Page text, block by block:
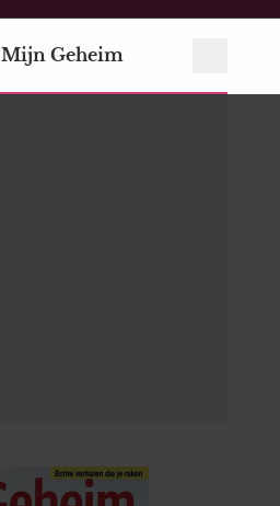
Mijn Geheim